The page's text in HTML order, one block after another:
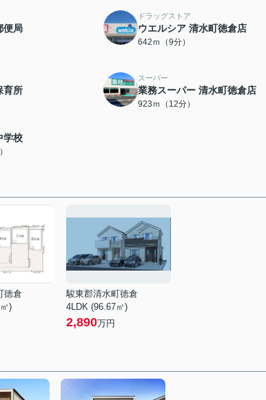
便局
ドラッグストア
ウエルシア 清水町徳倉店
642ｍ（9分）
育所
スーパー
業務スーパー 清水町徳倉店
923ｍ（12分）
学校
徳倉
)
駿東郡清水町徳倉
4LDK (96.67㎡)
2,890万円